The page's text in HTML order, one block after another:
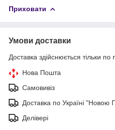
Приховати
Умови доставки
Доставка здійснюється тільки по
Нова Пошта
Самовивіз
Доставка по Україні
Делівері